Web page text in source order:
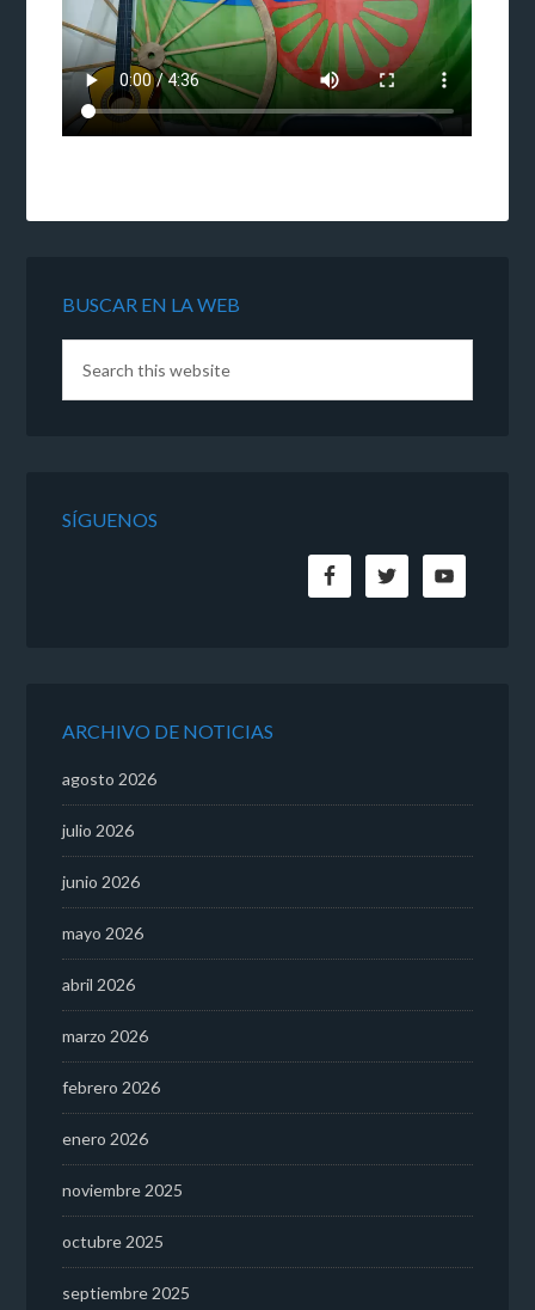
BUSCAR EN LA WEB
SÍGUENOS
ARCHIVO DE NOTICIAS
agosto 2026
julio 2026
junio 2026
mayo 2026
abril 2026
marzo 2026
febrero 2026
enero 2026
noviembre 2025
octubre 2025
septiembre 2025